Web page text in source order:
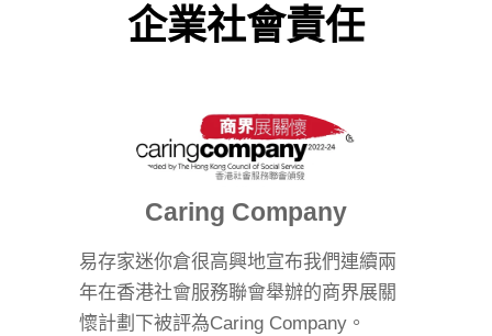
企業社會責任
Caring Company
易存家迷你倉很高興地宣布我們連續兩
年在香港社會服務聯會舉辦的商界展關
懷計劃下被評為Caring Company。